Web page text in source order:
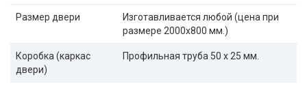
Размер двери
Изготавливается любой (цена при
размере 2000x800 мм.)
Коробка (каркас
двери)
Профильная труба 50 х 25 мм.